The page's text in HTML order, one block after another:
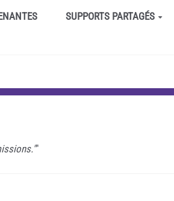
SUPPORTS PARTAGÉS
"